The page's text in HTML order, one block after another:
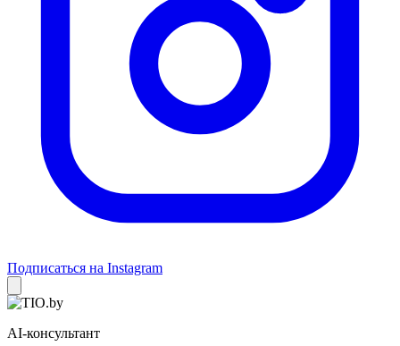
Подписаться на Instagram
AI-консультант